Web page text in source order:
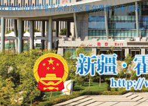
欢迎访问新疆维吾尔自治区霍尔果斯政府网站！